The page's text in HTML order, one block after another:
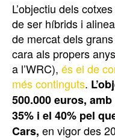
L’objectiu dels
de ser híbrids i
de mercat dels
cara als propers
a l’WRC), és el de
més continguts.
500.000 euros,
35% i el 40% pel
Cars, en vigor des